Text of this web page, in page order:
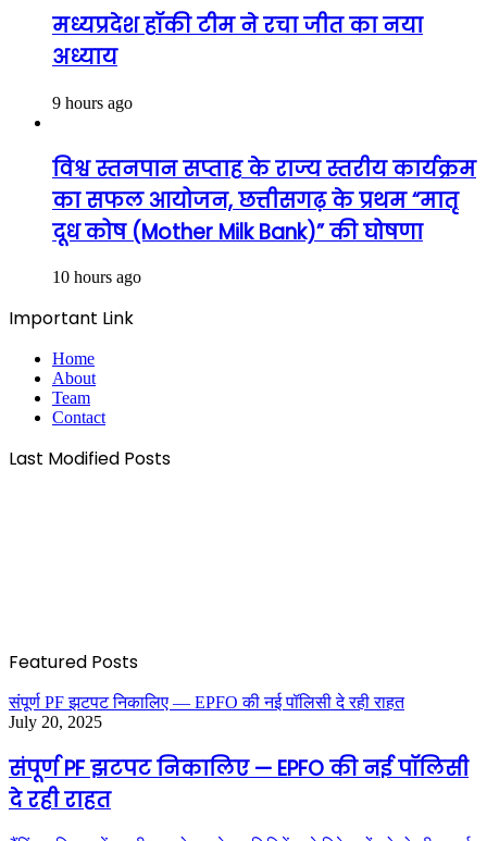
मध्यप्रदेश हॉकी टीम ने रचा जीत का नया
अध्याय
9 hours ago
विश्व स्तनपान सप्ताह के राज्य स्तरीय कार्यक्रम
का सफल आयोजन, छत्तीसगढ़ के प्रथम “मातृ
दूध कोष (Mother Milk Bank)” की घोषणा
10 hours ago
Important Link
Home
About
Team
Contact
Last Modified Posts
Featured Posts
संपूर्ण PF झटपट निकालिए — EPFO की नई पॉलिसी दे रही राहत
July 20, 2025
संपूर्ण PF झटपट निकालिए — EPFO की नई पॉलिसी
दे रही राहत